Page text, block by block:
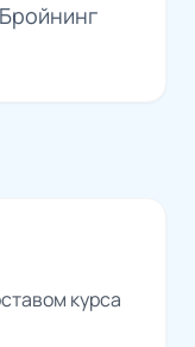
курса